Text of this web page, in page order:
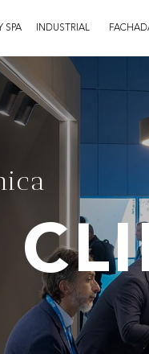
SPA INDUSTRIAL